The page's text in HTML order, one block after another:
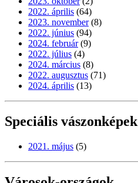
2022. április (64)
2023. november (8)
2022. június (94)
2024. február (9)
2022. július (4)
2024. március (8)
2022. augusztus (71)
2024. április (13)
Speciális vászonképek
2021. május (5)